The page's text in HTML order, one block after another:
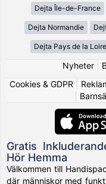
Dejta Île-de-France
Dejta Normandie
Dejta Pays de la Loire
Nyheter|
Cookies & GDPR
Gratis
Hör Hemma
Välkommen till
där människor med